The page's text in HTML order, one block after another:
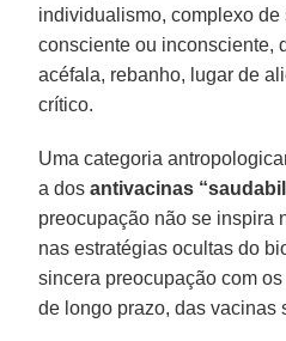
individualismo, complexo
consciente ou inconsciente,
acéfala, rebanho, lugar de
crítico.
Uma categoria
a dosantivacinas
preocupação não se inspira
nas estratégias ocultas do
sincera preocupação com
de longo prazo, das vacinas